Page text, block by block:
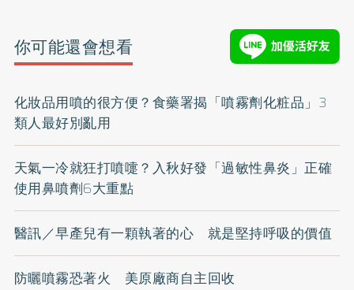
你可能還會想看
化妝品用噴的很方便？食藥署揭「噴霧劑化粧品」3
類人最好別亂用
天氣一冷就狂打噴嚏？入秋好發「過敏性鼻炎」正確
使用鼻噴劑6大重點
醫訊／早產兒有一顆執著的心 就是堅持呼吸的價值
防曬噴霧恐著火 美原廠商自主回收